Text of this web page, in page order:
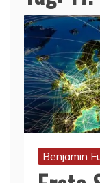
Benjamin